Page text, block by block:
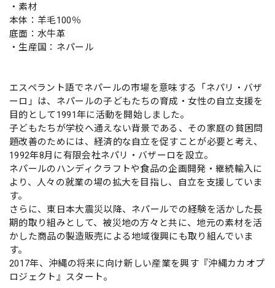
・素材
本体：羊毛100％
底面：水牛革
・生産国：ネパール
エスペラント語でネパールの市場を意味する「ネパリ・バザ
ーロ」は、ネパールの子どもたちの育成・女性の自立支援を
目的として1991年に活動を開始しました。
子どもたちが学校へ通えない背景である、その家庭の貧困問
題改善のためには、経済的な自立を促すことが必要と考え、
1992年8月に有限会社ネパリ・バザーロを設立。
ネパールのハンディクラフトや食品の企画開発・継続輸入に
より、人々の就業の場の拡大を目指し、自立を支援していま
す。
さらに、東日本大震災以降、ネパールでの経験を活かした長
期的取り組みとして、被災地の方々と共に、地元の素材を活
かした商品の製造販売による地域復興にも取り組んでいま
す。
2017年、沖縄の将来に向け新しい産業を興す『沖縄カカオプ
ロジェクト』スタート。